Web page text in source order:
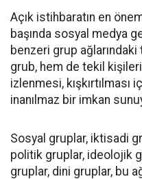
Açık istihbaratın en
başında sosyal medya
benzeri grup
grub, hem de tekil
izlenmesi,
inanılmaz bir imkan
Sosyal gruplar, iktisadi
politik gruplar, ideolojik
gruplar, dini gruplar, bu